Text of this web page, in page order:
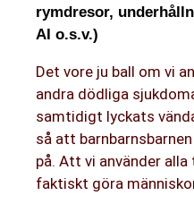
rymdresor,
AI o.s.v.)
Det vore ju ball om vi
andra dödliga
samtidigt lyckats
så att
på. Att vi använder
faktiskt göra